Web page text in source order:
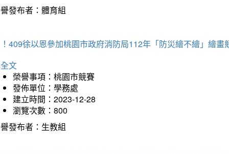
發布者：體育組
409徐以恩參加桃園市政府消防局112年「防災繪不繪」繪畫
文
榮譽事項：桃園市競賽
發佈單位：學務處
建立時間：2023-12-28
瀏覽次數：800
發布者：生教組